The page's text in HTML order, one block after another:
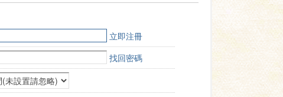
立即注冊
找回密碼